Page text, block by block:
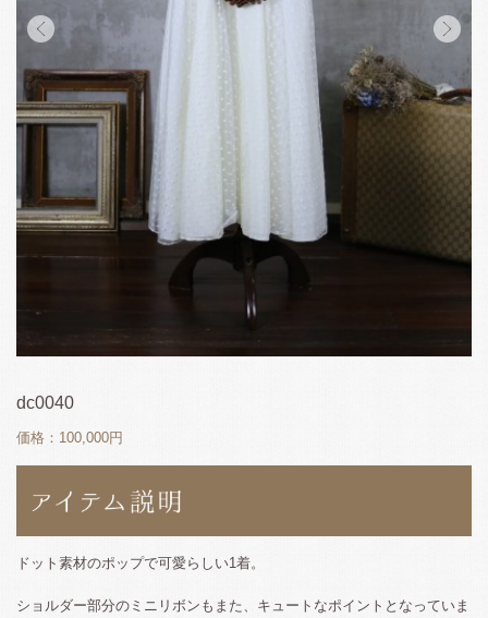
dc0040
価格：100,000円
ドット素材のポップで可愛らしい1着。
ショルダー部分のミニリボンもまた、キュートなポイントとなっていま